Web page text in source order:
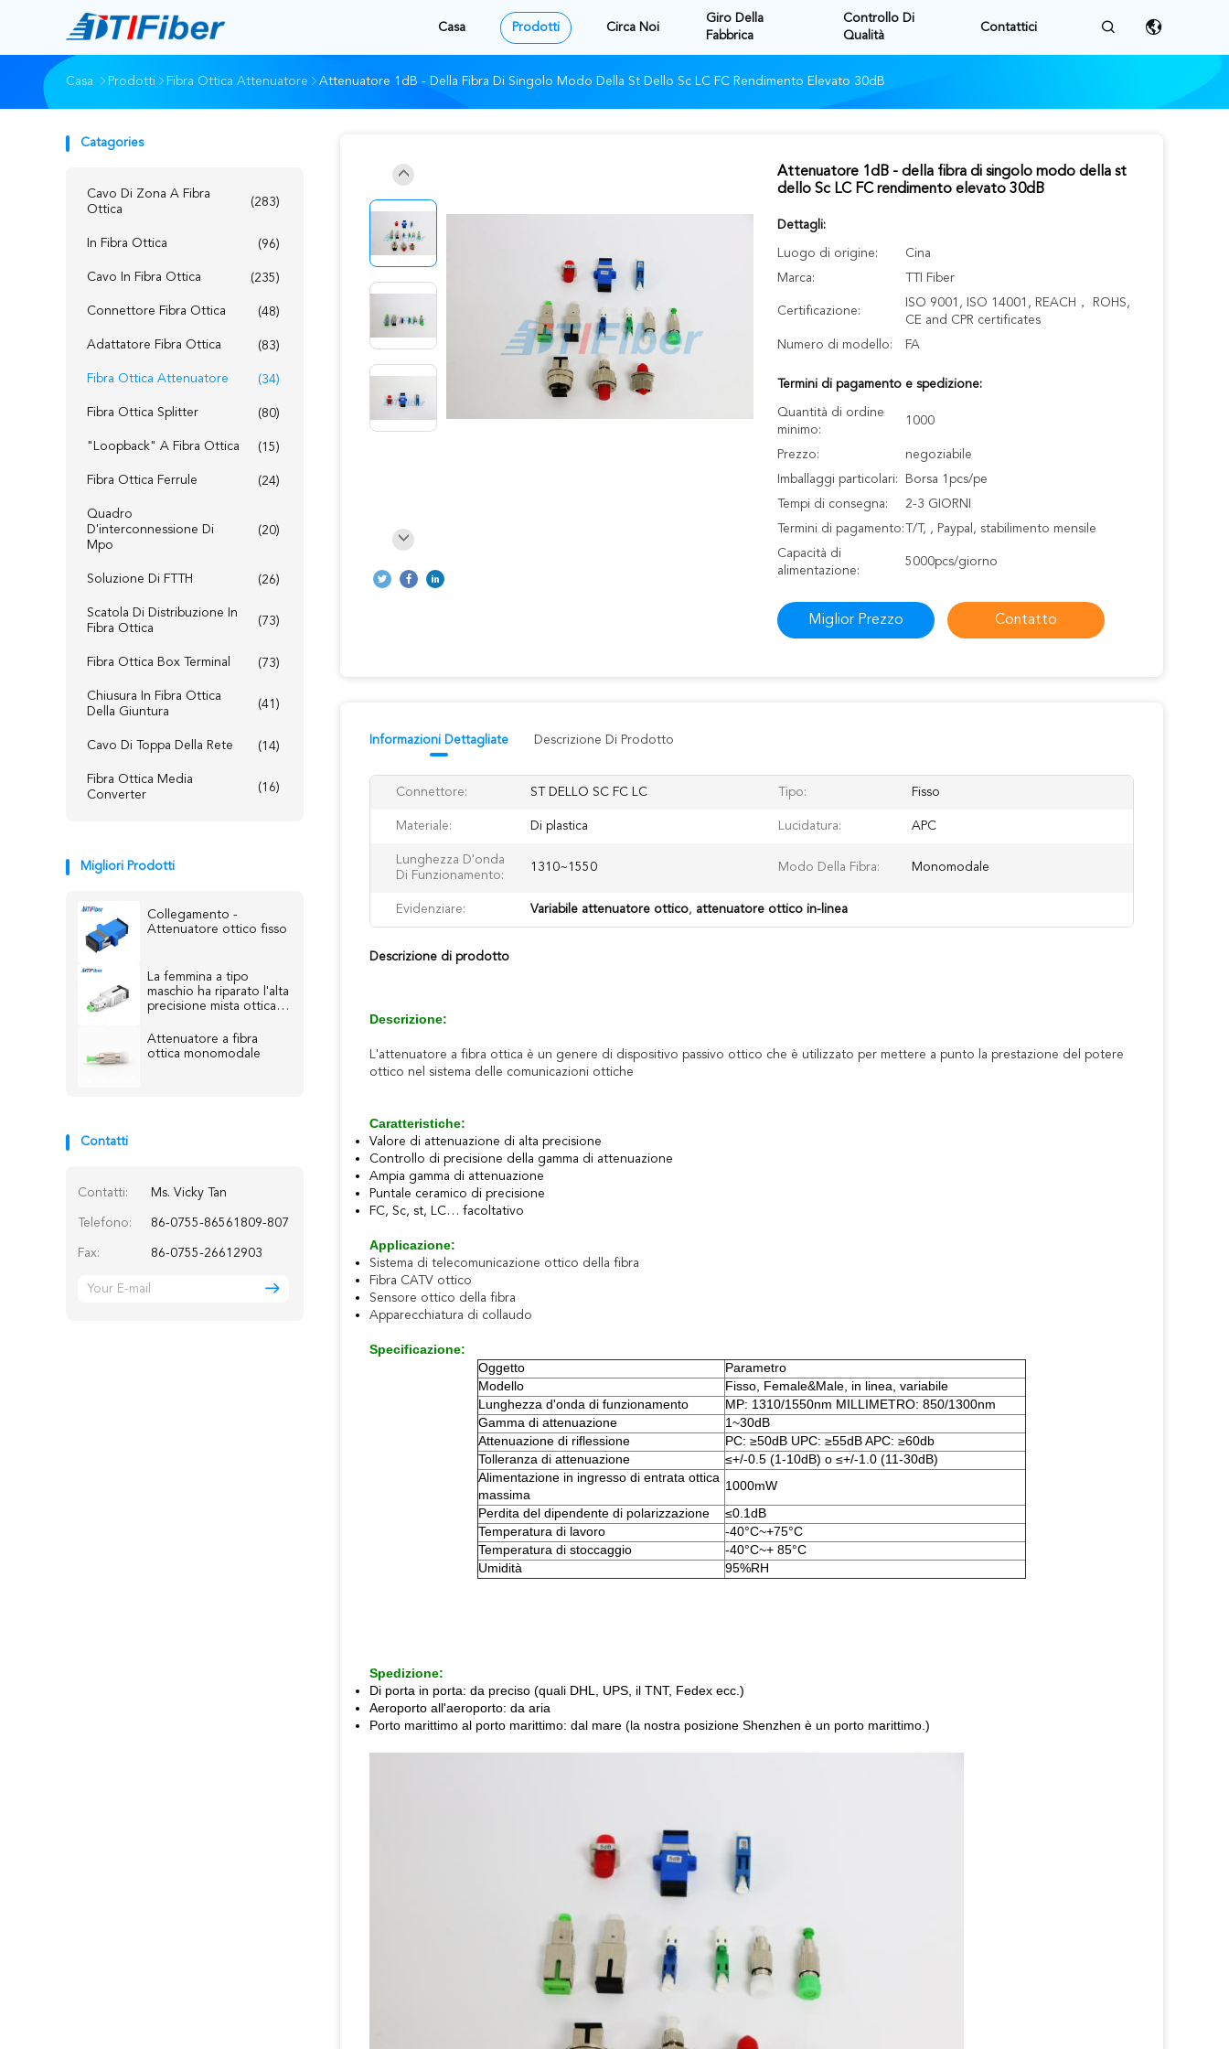
Casa Prodotti Circa Noi
Giro Della
Fabbrica
Controllo Di
Qualità
Contattici
Casa Prodotti Fibra Ottica Attenuatore Attenuatore 1dB - Della Fibra Di Singolo Modo Della St Dello Sc LC FC Rendimento Elevato 30dB
Catagories
Cavo Di Zona A Fibra
Ottica
(283)
In Fibra Ottica (96)
Cavo In Fibra Ottica (235)
Connettore Fibra Ottica (48)
Adattatore Fibra Ottica (83)
Fibra Ottica Attenuatore (34)
Fibra Ottica Splitter (80)
"loopback" A Fibra Ottica (15)
Fibra Ottica Ferrule (24)
Quadro
D'interconnessione Di
Mpo
(20)
Soluzione Di FTTH (26)
Scatola Di Distribuzione In
Fibra Ottica
(73)
Fibra Ottica Box Terminal (73)
Chiusura In Fibra Ottica
Della Giuntura
(41)
Cavo Di Toppa Della Rete (14)
Fibra Ottica Media
Converter
(16)
Migliori Prodotti
Collegamento -
Attenuatore ottico fisso
La femmina a tipo
maschio ha riparato l'alta
precisione mista ottica
dell'attenuatore
Attenuatore a fibra
ottica monomodale
Contatti
Contatti: Ms. Vicky Tan
Telefono: 86-0755-86561809-807
Fax: 86-0755-26612903
Attenuatore 1dB - della fibra di singolo modo della st
dello Sc LC FC rendimento elevato 30dB
Dettagli:
Luogo di origine:
Cina
Marca:
TTI Fiber
Certificazione:
ISO 9001, ISO 14001, REACH， ROHS,
CE and CPR certificates
Numero di modello:
FA
Termini di pagamento e spedizione:
Quantità di ordine
minimo:
1000
Prezzo:
negoziabile
Imballaggi particolari:
Borsa 1pcs/pe
Tempi di consegna:
2-3 GIORNI
Termini di pagamento:
T/T, , Paypal, stabilimento mensile
Capacità di
alimentazione:
5000pcs/giorno
Miglior Prezzo Contatto
Informazioni Dettagliate Descrizione Di Prodotto
Connettore: ST DELLO SC FC LC Tipo: Fisso
Materiale: Di plastica Lucidatura: APC
Lunghezza D'onda
Di Funzionamento:
1310~1550 Modo Della Fibra: Monomodale
Evidenziare: Variabile attenuatore ottico, attenuatore ottico in-linea
Descrizione di prodotto
Descrizione:
L'attenuatore a fibra ottica è un genere di dispositivo passivo ottico che è utilizzato per mettere a punto la prestazione del potere
ottico nel sistema delle comunicazioni ottiche
Caratteristiche:
Valore di attenuazione di alta precisione
Controllo di precisione della gamma di attenuazione
Ampia gamma di attenuazione
Puntale ceramico di precisione
FC, Sc, st, LC… facoltativo
Applicazione:
Sistema di telecomunicazione ottico della fibra
Fibra CATV ottico
Sensore ottico della fibra
Apparecchiatura di collaudo
Specificazione:
Oggetto
Parametro
Modello
Fisso, Female&Male, in linea, variabile
Lunghezza d'onda di funzionamento
MP: 1310/1550nm MILLIMETRO: 850/1300nm
Gamma di attenuazione
1~30dB
Attenuazione di riflessione
PC: ≥50dB UPC: ≥55dB APC: ≥60db
Tolleranza di attenuazione
≤+/-0.5 (1-10dB) o ≤+/-1.0 (11-30dB)
Alimentazione in ingresso di entrata ottica
massima
1000mW
Perdita del dipendente di polarizzazione
≤0.1dB
Temperatura di lavoro
-40°C~+75°C
Temperatura di stoccaggio
-40°C~+ 85°C
Umidità
95%RH
Spedizione:
Di porta in porta: da preciso (quali DHL, UPS, il TNT, Fedex ecc.)
Aeroporto all'aeroporto: da aria
Porto marittimo al porto marittimo: dal mare (la nostra posizione Shenzhen è un porto marittimo.)